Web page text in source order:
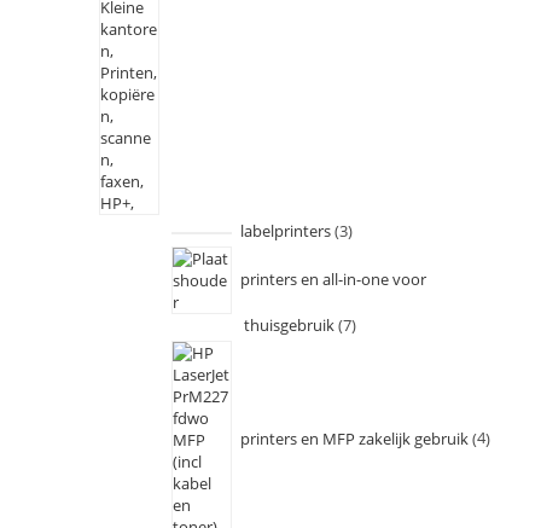
labelprinters 3
printers en all-in-one voor
thuisgebruik 7
printers en MFP zakelijk gebruik 4